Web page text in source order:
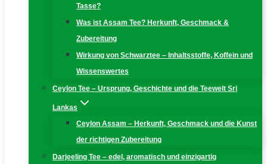
Tasse?
Was ist Assam Tee? Herkunft, Geschmack &
Zubereitung
Wirkung von Schwarztee – Inhaltsstoffe, Koffein und
Wissenswertes
Ceylon Tee – Ursprung, Geschichte und die Teewelt Sri
Lankas
Ceylon Assam – Herkunft, Geschmack und die Kunst
der richtigen Zubereitung
Darjeeling Tee – edel, aromatisch und einzigartig